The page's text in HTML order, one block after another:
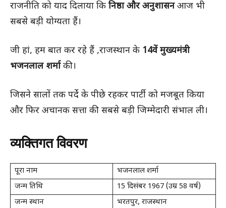
राजनीति को याद दिलाया कि निष्ठा और अनुशासनआज भी
सबसे बड़ी योग्यता हैं।
जी हां, हम बात कर रहे हैं ,राजस्थान के 14वें मुख्यमंत्री
भजनलाल शर्माकी।
जिसने सालों तक पर्दे के पीछे रहकर पार्टी को मजबूत किया
और फिर अचानक सत्ता की सबसे बड़ी जिम्मेदारी संभाल ली।
व्यक्तिगत विवरण
पूरा नाम
भजनलाल शर्मा
जन्म तिथि
15 दिसंबर 1967 (उम्र 58 वर्ष)
जन्म स्थान
भरतपुर, राजस्थान